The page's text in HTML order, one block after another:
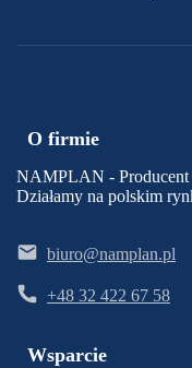
O firmie
NAMPLAN - Producent
Działamy na polskim
biuro@namplan.pl
+48 32 422 67 58
Wsparcie